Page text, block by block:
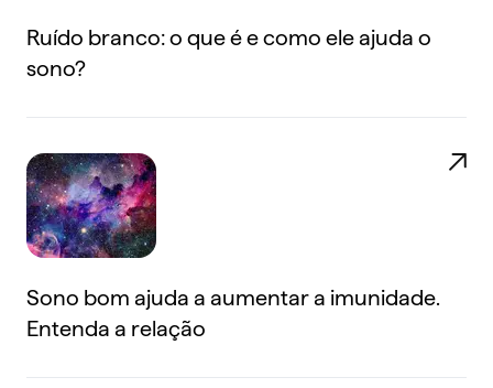
Ruído branco: o que é e como ele ajuda o
sono?
Sono bom ajuda a aumentar a imunidade.
Entenda a relação